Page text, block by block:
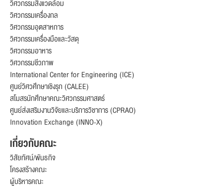
วิศวกรรมสิ่งแวดล้อม
วิศวกรรมเครื่องกล
วิศวกรรมอุตสาหการ
วิศวกรรมเครื่องมือและวัสดุ
วิศวกรรมอาหาร
วิศวกรรมชีวภาพ
International Center for Engineering (ICE)
ศูนย์วิศวศึกษาเชิงรุก (CALEE)
สโมสรนักศึกษาคณะวิศวกรรมศาสตร์
ศูนย์ส่งเสริมงานวิจัยและบริการวิชาการ (CPRAO)
Innovation Exchange (INNO-X)
เกี่ยวกับคณะ
วิสัยทัศน์/พันธกิจ
โครงสร้างคณะ
ผู้บริหารคณะ